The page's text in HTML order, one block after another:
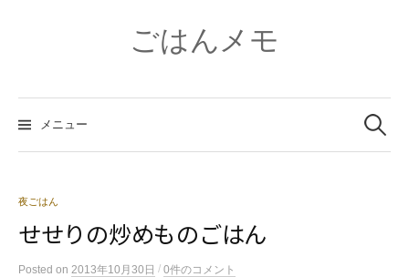
ス
キ
プ
ごはんメモ
メニュー
索:
夜ごはん
せせりの炒めものごはん
Posted on 2013年10月30日 / 0件のコメント